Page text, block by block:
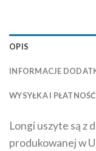
OPIS
INFORMACJE
WYSYŁKA I PŁATNOŚĆ
Longi uszyte są z
produkowanej w